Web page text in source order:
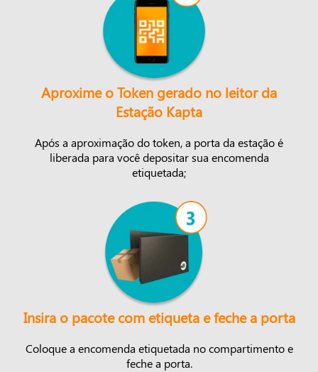
Aproxime o Token gerado no leitor da
Estação Kapta
Após a aproximação do token, a porta da estação é
liberada para você depositar sua encomenda
etiquetada;
Insira o pacote com etiqueta e feche a porta
Coloque a encomenda etiquetada no compartimento e
feche a porta.